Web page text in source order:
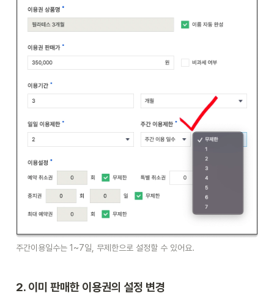
주간이용일수는 1~7일, 무제한으로 설정할 수 있어요.
2. 이미 판매한 이용권의 설정 변경